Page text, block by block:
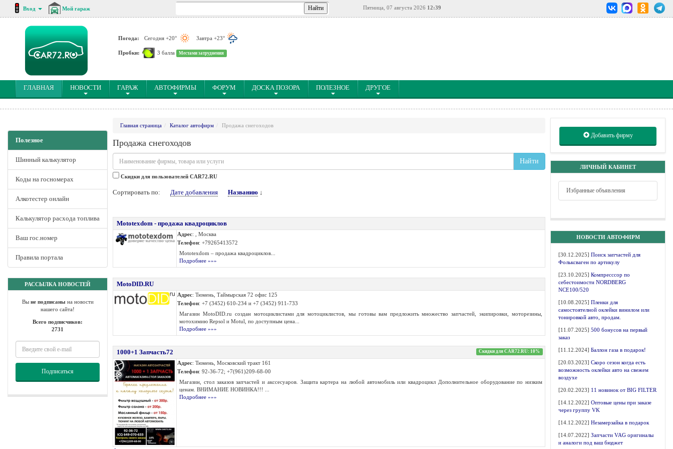
Вход Мой гараж Пятница, 07 августа 2026 12:39
Погода: Сегодня +20° Завтра +23°
Пробки: 3 балла Местами затруднения
ГЛАВНАЯ(CURRENT)
НОВОСТИ ГАРАЖ АВТОФИРМЫ ФОРУМ ДОСКА ПОЗОРА ПОЛЕЗНОЕ ДРУГОЕ
Полезное
Шинный калькулятор
Коды на госномерах
Алкотестер онлайн
Калькулятор расхода топлива
Ваш гос.номер
Правила портала
РАССЫЛКА НОВОСТЕЙ
Вы не подписанына новости
нашего сайта!
Всего подписчиков:
2731
Подписаться
Добавить фирму
ЛИЧНЫЙ КАБИНЕТ
Избранные объявления
НОВОСТИ АВТОФИРМ
[30.12.2025] Поиск запчастей для
Фольксваген по артикулу
[23.10.2025] Компресссор по
себестоимости NORDBERG
NCE100/520
[10.08.2025] Пленки для
самостоятелной оклейки винилом или
тонировкой авто, продам.
[11.07.2025] 500 бонусов на первый
заказ
[11.12.2024] Баллон газа в подарок!
[20.03.2023] Скоро сезон когда есть
возможность оклейки авто на свежем
воздухе
[20.02.2023] 11 новинок от BIG FILTER
[14.12.2022] Оптовые цены при заказе
через группу VK
[14.12.2022] Незамерзайка в подарок
[14.07.2022] Запчасти VAG оригиналы
и аналоги под ваш бюджет
Главная страница Каталог автофирм Продажа снегоходов
Продажа снегоходов
Найти
Cкидки для пользователей CAR72.RU
Сортировать по: Дате добавления Названию ↓
Mototexdom - продажа квадроциклов
Адрес: , Москва
Телефон: +79265413572
Mototexdom – продажа квадроциклов...
Подробнее »»»
MotoDID.RU
Адрес: Тюмень, Таймырская 72 офис 125
Телефон: +7 (3452) 610-234 и +7 (3452) 911-733
Магазин MotoDID.ru создан мотоциклистами для мотоциклистов, мы готовы вам предложить множество запчастей, экипировки, моторезины,
мотохимию Repsol и Motul, по доступным цена...
Подробнее »»»
1000+1 Запчасть72 Скидки для CAR72.RU: 10%
Адрес: Тюмень, Московский тракт 161
Телефон: 92-36-72; +7(961)209-68-00
Магазин, стол заказов запчастей и акссесуаров. Защита картера на любой автомобиль или квадроцикл Дополнительное оборудование по низким
ценам. ВНИМАНИЕ НОВИНКА!!! ...
Подробнее »»»